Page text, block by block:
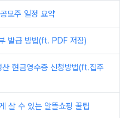
모주 일정 요약
발급 방법(ft. PDF 저장)
현금영수증 신청방법(ft.집주
살 수 있는 알뜰쇼핑 꿀팁